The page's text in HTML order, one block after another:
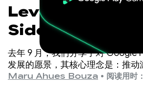
Level Up：测试
Sidekick，为即将
划里程碑做好准备
去年 9 月，我们分享了对 Google
发展的愿景，其核心理念是：推动
佳方式是提供世界一流的玩家体验
Maru Ahues Bouza • 阅读用时